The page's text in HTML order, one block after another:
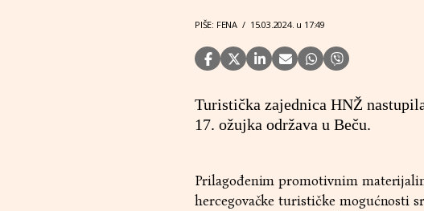
PIŠE: FENA / 15.03.2024. u 17:49
Turistička zajednica HNŽ
17. ožujka održava u Beču.
Prilagođenim promotivnim
hercegovačke turističke mogućnosti